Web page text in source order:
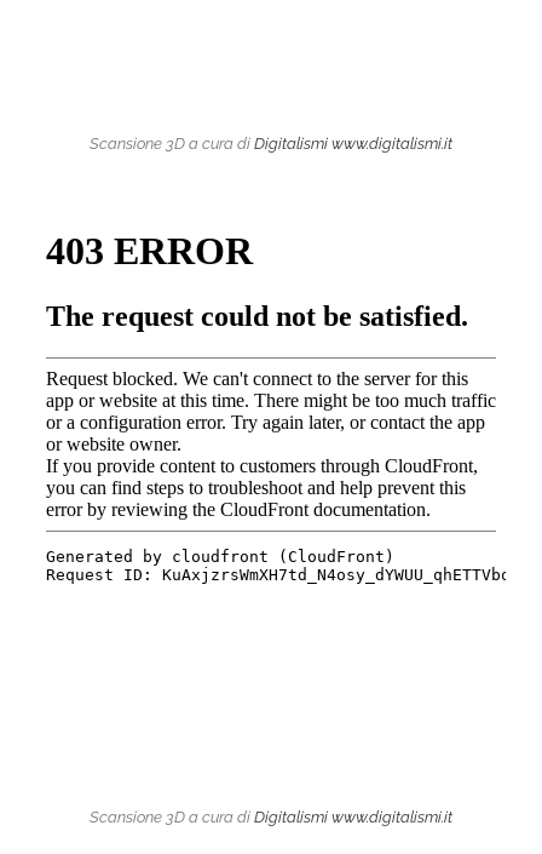
Scansione 3D a cura di Digitalismi www.digitalismi.it
Scansione 3D a cura di Digitalismi www.digitalismi.it